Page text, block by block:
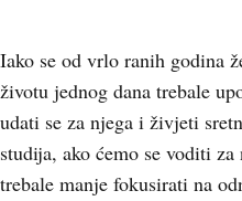
Iako se od vrlo ranih godina
životu jednog dana trebale
udati se za njega i živjeti
studija, ako ćemo se voditi
trebale manje fokusirati na